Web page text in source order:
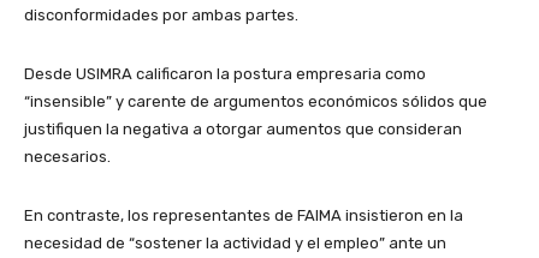
disconformidades por ambas partes.
Desde USIMRA calificaron la postura empresaria como
“insensible” y carente de argumentos económicos sólidos que
justifiquen la negativa a otorgar aumentos que consideran
necesarios.
En contraste, los representantes de FAIMA insistieron en la
necesidad de “sostener la actividad y el empleo” ante un